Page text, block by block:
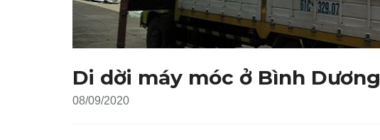
Di dời máy móc ở Bình Dương
08/09/2020